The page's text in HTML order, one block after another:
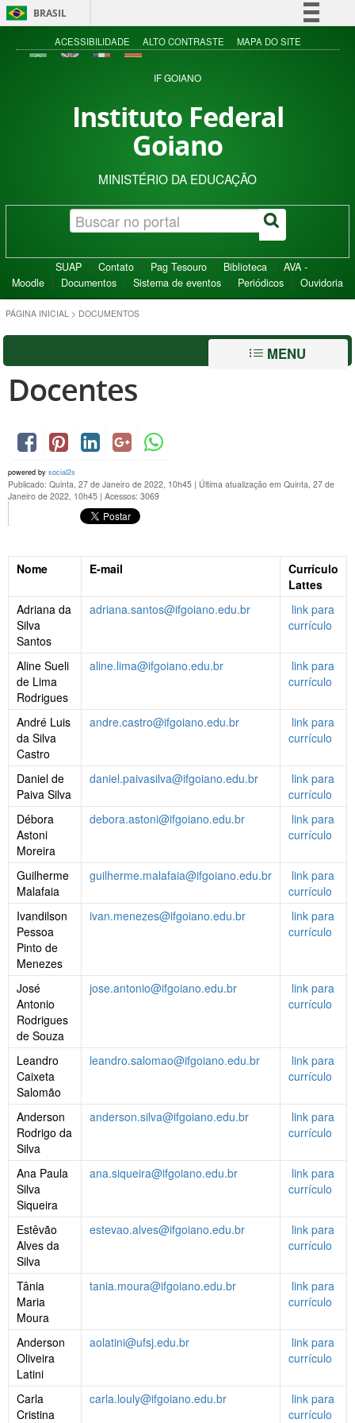
BRASIL
Simplifique!
Acesso à informação
ACESSIBILIDADE ALTO CONTRASTE MAPA DO SITE
IF GOIANO
Instituto Federal
Goiano
MINISTÉRIO DA EDUCAÇÃO
SUAP Contato Pag Tesouro Biblioteca
AVA -
Moodle
Documentos Sistema de eventos Periódicos Ouvidoria
PÁGINA INICIAL > DOCUMENTOS
MENU
Docentes
powered by social2s
Publicado: Quinta, 27 de Janeiro de 2022, 10h45 | Última atualização em Quinta, 27 de
Janeiro de 2022, 10h45 | Acessos: 3069
Nome E-mail
Currículo
Lattes
Adriana da
Silva
Santos
adriana.santos@ifgoiano.edu.br
link para
currículo
Aline Sueli
de Lima
Rodrigues
aline.lima@ifgoiano.edu.br
link para
currículo
André Luis
da Silva
Castro
andre.castro@ifgoiano.edu.br
link para
currículo
Daniel de
Paiva Silva
daniel.paivasilva@ifgoiano.edu.br
link para
currículo
Débora
Astoni
Moreira
debora.astoni@ifgoiano.edu.br
link para
currículo
Guilherme
Malafaia
guilherme.malafaia@ifgoiano.edu.br
link para
currículo
Ivandilson
Pessoa
Pinto de
Menezes
ivan.menezes@ifgoiano.edu.br
link para
currículo
José
Antonio
Rodrigues
de Souza
jose.antonio@ifgoiano.edu.br
link para
currículo
Leandro
Caixeta
Salomão
leandro.salomao@ifgoiano.edu.br
link para
currículo
Anderson
Rodrigo da
Silva
anderson.silva@ifgoiano.edu.br
link para
currículo
Ana Paula
Silva
Siqueira
ana.siqueira@ifgoiano.edu.br
link para
currículo
Estêvão
Alves da
Silva
estevao.alves@ifgoiano.edu.br
link para
currículo
Tânia
Maria
Moura
tania.moura@ifgoiano.edu.br
link para
currículo
Anderson
Oliveira
Latini
aolatini@ufsj.edu.br
link para
currículo
Carla
Cristina
carla.louly@ifgoiano.edu.br
link para
currículo